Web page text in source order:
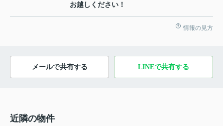
お越しください！
情報の見方
メールで共有する LINEで共有する
近隣の物件